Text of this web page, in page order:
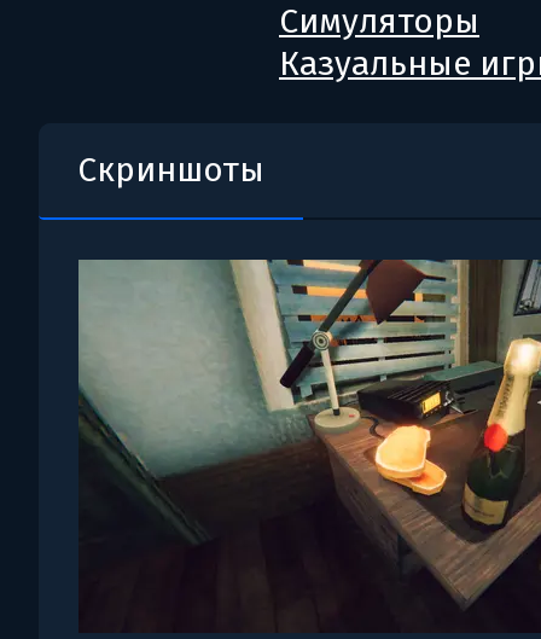
Симуляторы
Казуальные
Скриншоты